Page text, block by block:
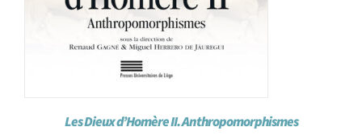
Les Dieux d’Homère II. Anthropomorphismes